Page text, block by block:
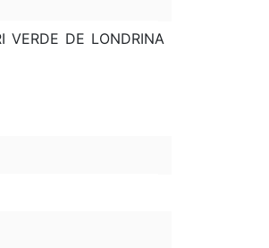
VERDE DE LONDRINA